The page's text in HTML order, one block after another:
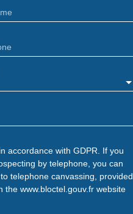
accordance with GDPR. If you
by telephone, you can
telephone canvassing, provided
the www.bloctel.gouv.fr website